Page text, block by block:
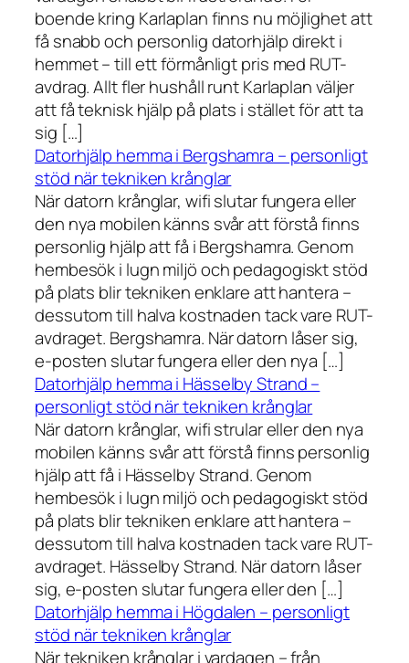
boende kring Karlaplan finns nu möjlighet att
få snabb och personlig datorhjälp direkt i
hemmet – till ett förmånligt pris med RUT-
avdrag. Allt fler hushåll runt Karlaplan väljer
att få teknisk hjälp på plats i stället för att ta
sig […]
Datorhjälp hemma i Bergshamra – personligt
stöd när tekniken krånglar
När datorn krånglar, wifi slutar fungera eller
den nya mobilen känns svår att förstå finns
personlig hjälp att få i Bergshamra. Genom
hembesök i lugn miljö och pedagogiskt stöd
på plats blir tekniken enklare att hantera –
dessutom till halva kostnaden tack vare RUT-
avdraget. Bergshamra. När datorn låser sig,
e-posten slutar fungera eller den nya […]
Datorhjälp hemma i Hässelby Strand –
personligt stöd när tekniken krånglar
När datorn krånglar, wifi strular eller den nya
mobilen känns svår att förstå finns personlig
hjälp att få i Hässelby Strand. Genom
hembesök i lugn miljö och pedagogiskt stöd
på plats blir tekniken enklare att hantera –
dessutom till halva kostnaden tack vare RUT-
avdraget. Hässelby Strand. När datorn låser
sig, e-posten slutar fungera eller den […]
Datorhjälp hemma i Högdalen – personligt
stöd när tekniken krånglar
När tekniken krånglar i vardagen – från